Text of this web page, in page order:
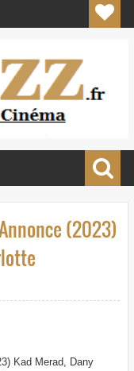
(2023)
Kad Merad, Dany